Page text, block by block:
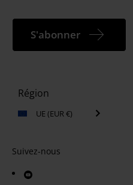
S'abonner
Prénom*
Région
UE (EUR €)
Suivez-nous